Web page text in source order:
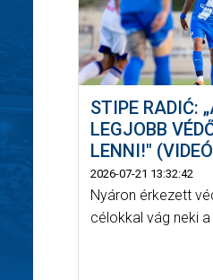
STIPE RADIĆ:
LEGJOBB
LENNI!"
2026-07-21 13:32:42
Nyáron érkezett
célokkal vág neki a